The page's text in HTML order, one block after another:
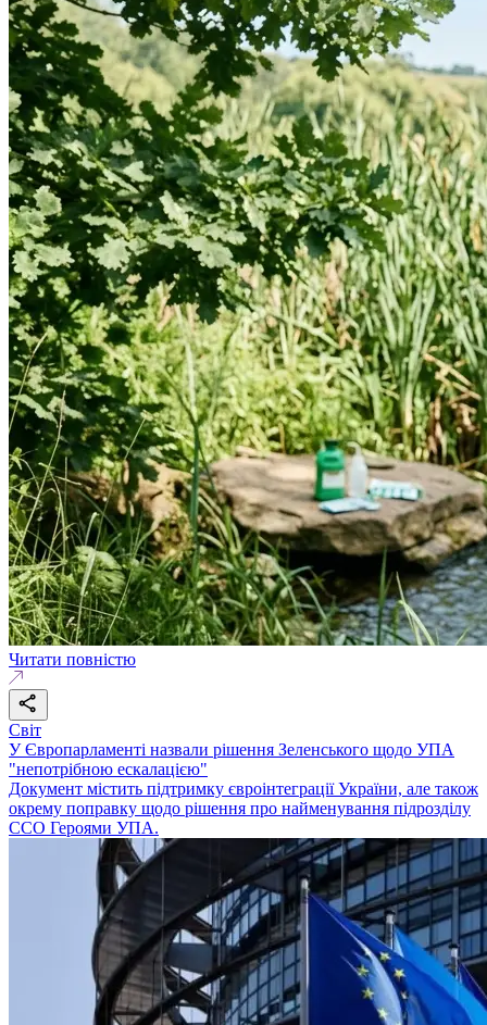
Читати повністю
Світ
У Європарламенті назвали рішення Зеленського щодо УПА
"непотрібною ескалацією"
Документ містить підтримку євроінтеграції України, але також
окрему поправку щодо рішення про найменування підрозділу
ССО Героями УПА.